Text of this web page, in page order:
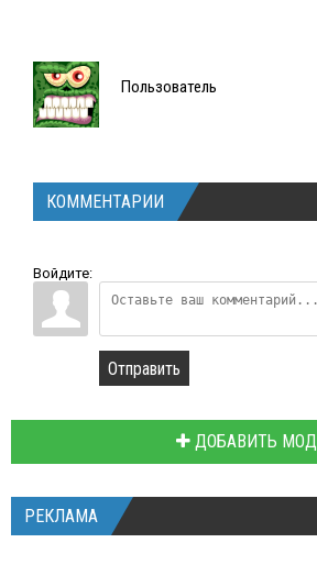
Пользователь
КОММЕНТАРИИ
Войдите:
Отправить
ДОБАВИТЬ МОД
РЕКЛАМА